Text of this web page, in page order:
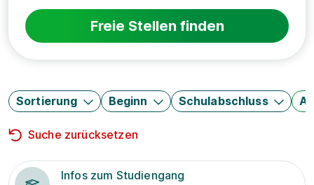
Freie Stellen finden
Sortierung Beginn Schulabschluss
Suche zurücksetzen
Infos zum Studiengang